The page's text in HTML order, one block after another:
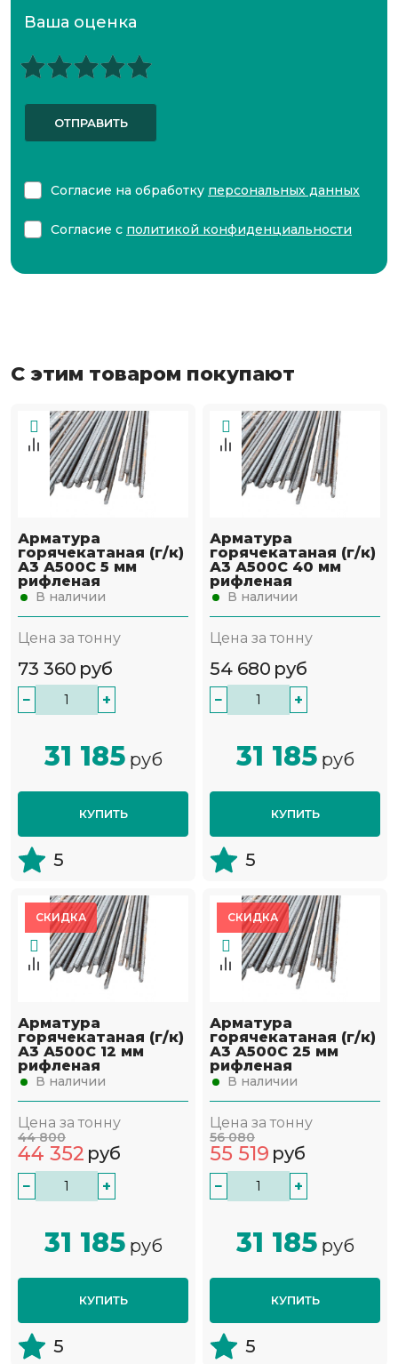
Ваша оценка
ОТПРАВИТЬ
Согласие на обработку персональных данных
Согласие с политикой конфиденциальности
С этим товаром покупают
Арматура
горячекатаная (г/к)
А3 А500С 5 мм
рифленая
В наличии
Цена за тонну
73 360 руб
− +
31 185руб
КУПИТЬ
5
Арматура
горячекатаная (г/к)
А3 А500С 40 мм
рифленая
В наличии
Цена за тонну
54 680 руб
− +
31 185руб
КУПИТЬ
5
СКИДКА
Арматура
горячекатаная (г/к)
А3 А500С 12 мм
рифленая
В наличии
Цена за тонну
44 800
44 352 руб
− +
31 185руб
КУПИТЬ
5
СКИДКА
Арматура
горячекатаная (г/к)
А3 А500С 25 мм
рифленая
В наличии
Цена за тонну
56 080
55 519 руб
− +
31 185руб
КУПИТЬ
5